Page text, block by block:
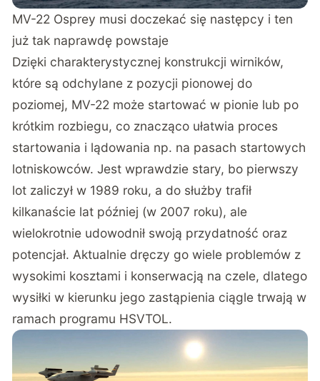
MV-22 Osprey musi doczekać się następcy i ten
już tak naprawdę powstaje
Dzięki charakterystycznej konstrukcji wirników,
które są odchylane z pozycji pionowej do
poziomej, MV-22 może startować w pionie lub po
krótkim rozbiegu, co znacząco ułatwia proces
startowania i lądowania np. na pasach startowych
lotniskowców. Jest wprawdzie stary, bo pierwszy
lot zaliczył w 1989 roku, a do służby trafił
kilkanaście lat później (w 2007 roku), ale
wielokrotnie udowodnił swoją przydatność oraz
potencjał. Aktualnie dręczy go wiele problemów z
wysokimi kosztami i konserwacją na czele, dlatego
wysiłki w kierunku jego zastąpienia ciągle trwają w
ramach programu HSVTOL.